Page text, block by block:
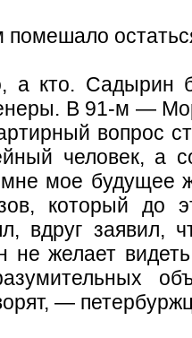
кто. Садырин
В 91-м —
вопрос
человек, а
мне мое будущее
который до
вдруг заявил,
не желает
—